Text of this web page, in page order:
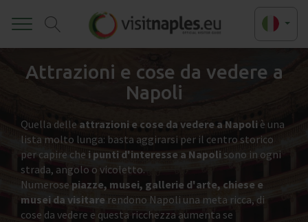
Attrazioni e cose da vedere a
Napoli
Quella delle attrazioni e cose da vedere a Napoli è una
lista molto lunga: basta aggirarsi per il centro storico
per capire che i punti d'interesse a Napoli sono in ogni
strada, angolo o vicoletto.
Numerose piazze, musei, gallerie d'arte, chiese e
musei da visitare rendono Napoli una meta ricca, di
cose da vedere e questa ricchezza aumenta se